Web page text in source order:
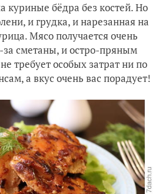
куриные бёдра без костей. Но
и грудка, и нарезанная на
Мясо получается очень
сметаны, и остро-пряным
требует особых затрат ни по
а вкус очень вас порадует!